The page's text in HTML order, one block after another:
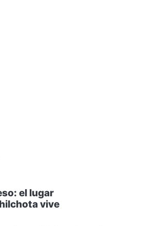
el lugar
vive